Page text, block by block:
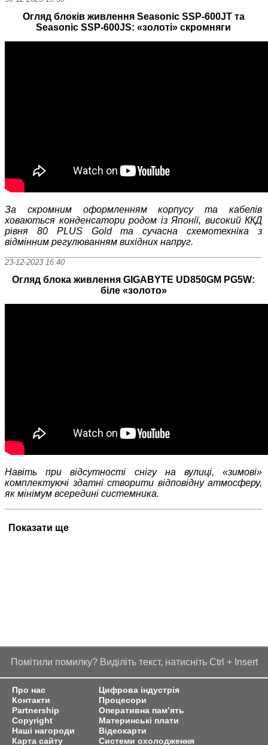
Огляд блоків живлення Seasonic SSP-600JT та
Seasonic SSP-600JS: «золоті» скромняги
За скромним оформленням корпусу та кабелів
ховаються конденсатори родом із Японії, високий ККД
рівня 80 PLUS Gold та сучасна схемотехніка з
відмінним регулюванням вихідних напруг.
23-12-2023 16:40
Огляд блока живлення GIGABYTE UD850GM PG5W:
біле «золото»
Навіть при відсутності снігу на вулиці, «зимові»
комплектуючі здатні створити відповідну атмосферу,
як мінімум всередині системника.
Показати ще
Помітили помилку? Виділіть текст, натисніть Ctrl + Insert
Про нас
Контакти
Partnership
Copyright
Наші нагороди
Карта сайту
Цифрова індустрія
Процесори
Оперативна пам’ять
Материнські плати
Відеокарти
Системи охолодження